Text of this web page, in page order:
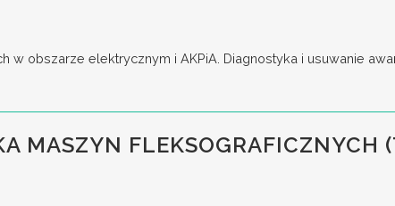
obszarze elektrycznym i AKPiA. Diagnostyka i usuwanie
MASZYN FLEKSOGRAFICZNYCH